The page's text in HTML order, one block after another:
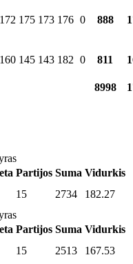
172 175 173 176 0 888
160 145 143 182 0 811
8998
Partijos Suma Vidurkis
15 2734
182.27
Partijos Suma Vidurkis
15 2513 167.53